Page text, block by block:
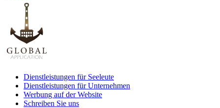
Dienstleistungen für Seeleute
Dienstleistungen für Unternehmen
Werbung auf der Website
Schreiben Sie uns